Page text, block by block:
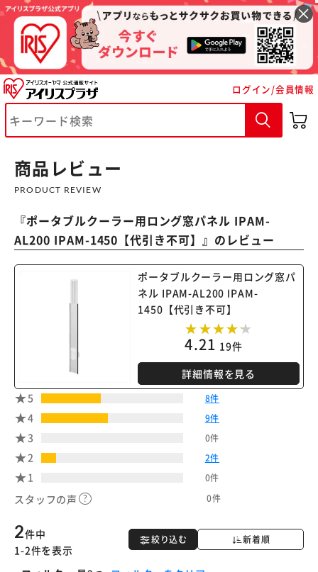
ログイン/会員情報
商品レビュー
PRODUCT REVIEW
『ポータブルクーラー用ロング窓パネル IPAM-
AL200 IPAM-1450【代引き不可】』のレビュー
ポータブルクーラー用ロング窓パ
ネル IPAM-AL200 IPAM-
1450【代引き不可】
4.21 19件
詳細情報を見る
5
8件
4 9件
3 0件
2 2件
1 0件
スタッフの声 0件
絞り込む 新着順
2件中
1-2件を表示
※ご確認ください